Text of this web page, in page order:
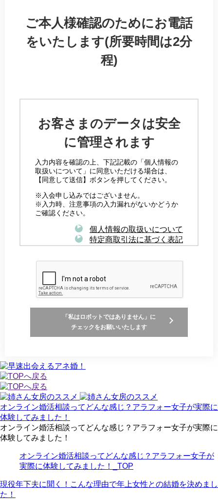
ご本人様確認のためにお電話
をいたします(所要時間は2分
程)
お客さまのデータは安全
に管理されます
入力内容を確認の上、下記記載の「個人情報の
取扱いについて」に同意いただける場合は、
【同意して送信】ボタンを押してください。
※入会申し込みではございません。
※入力時、注意事項の入力漏れがないかどうか
ご確認ください。
個人情報の取扱いについて
特定商取引法に基づく表記
「私はロボットではありません」に
チェックをお願いいたします
オンライン婚活相談ってどんな感じ？アラフォー女子が実際に
体験してみました！
オンライン婚活相談ってどんな感じ？アラフォー女子が実際に
体験してみました！
オンライン婚活相談ってどんな感じ？アラフォー女子が
実際に体験してみました！_TOP
現役年下夫に聞く！こんな理由で年上女性との結婚を決めまし
た！